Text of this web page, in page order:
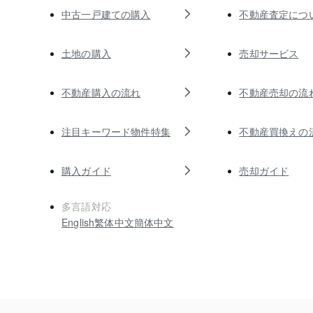
中古一戸建ての購入
土地の購入
不動産購入の流れ
注目キーワード物件特集
購入ガイド
多言語対応
English繁体中文簡体中文
不動産査定につ
売却サービス
不動産売却の流
不動産買換えの
売却ガイド